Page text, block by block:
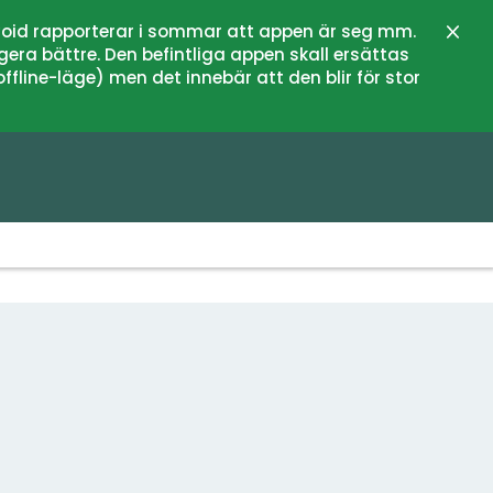
rapporterar i sommar att appen är seg mm.
bättre. Den befintliga appen skall ersättas
läge) men det innebär att den blir för stor